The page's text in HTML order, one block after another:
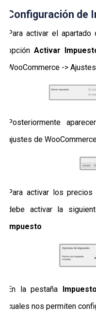
Configuración de
Para activar el
opción Activar
WooCommerce ->
Posteriormente
ajustes de
Para activar los
debe activar la
Impuesto
En la pestaña Impuesto
cuales nos permiten